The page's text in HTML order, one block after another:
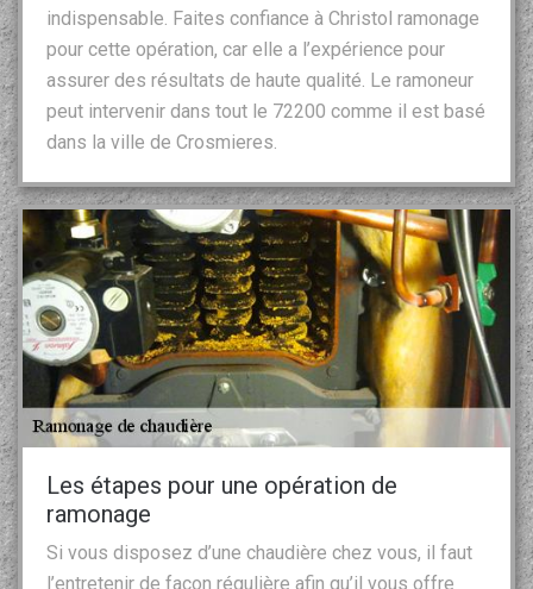
indispensable. Faites confiance à Christol ramonage
pour cette opération, car elle a l’expérience pour
assurer des résultats de haute qualité. Le ramoneur
peut intervenir dans tout le 72200 comme il est basé
dans la ville de Crosmieres.
Les étapes pour une opération de
ramonage
Si vous disposez d’une chaudière chez vous, il faut
l’entretenir de façon régulière afin qu’il vous offre